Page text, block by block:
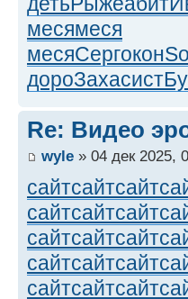
месямеся
месяСергокон
дороЗахасист
Re: Видео
wyle » 04 дек 2025,
сайтсайтсайт
сайтсайтсайт
сайтсайтсайт
сайтсайтсайт
сайтсайтсайт